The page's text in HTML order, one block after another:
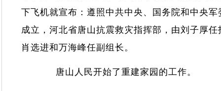
下飞机就宣布：遵照中共中央、国务院和中央
成立，河北省唐山抗震救灾指挥部，由刘子厚
肖选进和万海峰任副组长。
唐山人民开始了重建家园的工作。